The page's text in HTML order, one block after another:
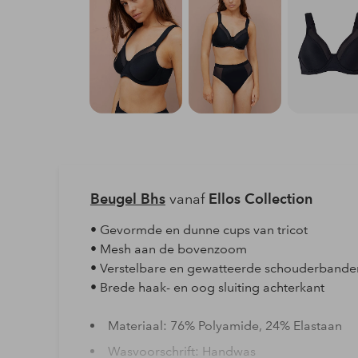
Beugel Bhsvanaf Ellos Collection
• Gevormde en dunne cups van tricot
• Mesh aan de bovenzoom
• Verstelbare en gewatteerde
• Brede haak- en oog sluiting achterkant
Materiaal: 76% Polyamide, 24% Elastaan
Wasvoorschrift: Handwas